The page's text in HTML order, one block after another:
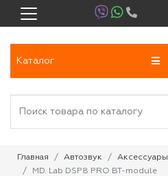
Каталог
Главная Автозвук Аксессуары
MD. Lab DSP8 PRO BT-module